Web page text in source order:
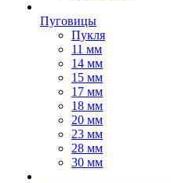
Пуговицы
Пукля
11 мм
14 мм
15 мм
17 мм
18 мм
20 мм
23 мм
28 мм
30 мм